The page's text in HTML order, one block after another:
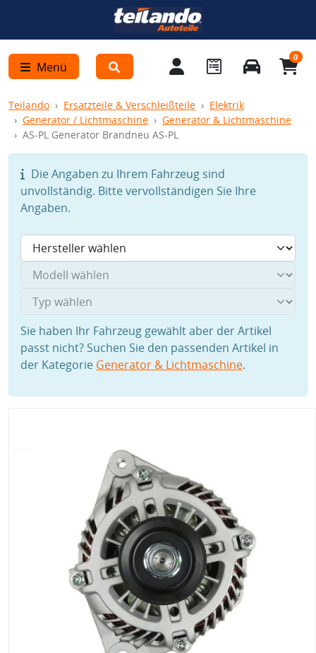
Menü
0
Teilando Ersatzteile & Verschleißteile
Elektrik
Generator / Lichtmaschine
Generator & Lichtmaschine
AS-PL Generator Brandneu AS-PL
Die Angaben zu Ihrem Fahrzeug sind
unvollständig. Bitte vervollständigen Sie Ihre
Angaben.
Sie haben Ihr Fahrzeug gewählt aber der Artikel
passt nicht? Suchen Sie den passenden Artikel in
der Kategorie Generator & Lichtmaschine.